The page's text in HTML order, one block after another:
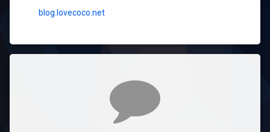
blog.lovecoco.net